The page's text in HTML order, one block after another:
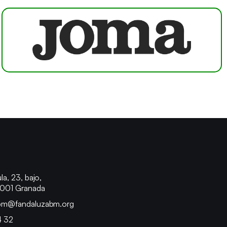
23, bajo,
Granada
32